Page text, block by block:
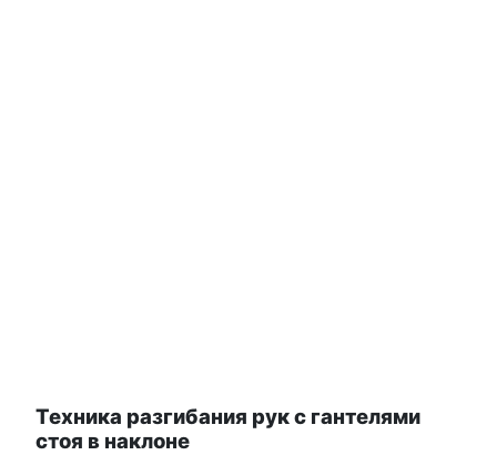
Техника разгибания рук с гантелями
стоя в наклоне